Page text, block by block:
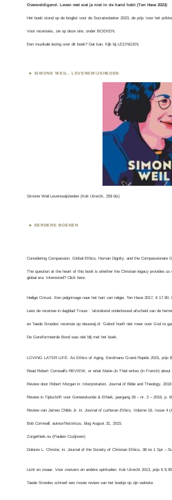
Overweldigend. Leven met wat je niet in de hand hebt (Ten Have 2023)
Het boek stond op de longlist voor deSocratesbeker 2023, de prijs ‘voor het
Voor recensies, zie op deze site, onderBOEKEN
Een muzikale lezing over dit boek? Dat kan. Kijk bijLEZINGEN.
SIMONE WEIL. LEVENSWIJSHEDEN
Simone Weil.Levenswijsheden (Kok Utrecht, 259 blz)
EERDERE BOEKEN
Considering Compassion. Global Ethics, Human Dignity, and the
The question at the heart of this book is whether the Christian legacy provides
global era. Interested? Clickhere
Heilige Onrust. Een pelgrimage naar het hart van religie. Ten Have 2017, € 17.90.
Leesde recensie in dagblad Trouw: ‘uitstekend onderbouwd afscheid van de
enTaede Smedes’ recensieop nieuwwij.nl: ‘Geloof hoeft niet meer over God te
De Gereformeerde Bond wasniet blij met het boek.
LOVING LATER LIFE. An Ethics of Aging. Eerdmans Grand Rapids 2015, prijs
ReadRobert Cornwall’s REVIEW , or whatMarie-Jo Thiel writes (in French) about
Review door Robert Morgan in:Interpretation. Journal of Bible and Theology ,
Review in Tijdschrift voor Geneeskunde & Ethiek, jaargang 26 – nr. 2 – 2016, p.
Review van James Childs Jr . in: Journal of Lutheran Ethics,Volume 16, Issue 4​
Bob Cornwall , auteur/historicus, blog August 31, 2015.
Zorgethiek.nu (Paulien Cozijnsen)
Dolores L. Christie, in: Journal of the Society of Christian Ethics , 38 no 1 Spr –
Licht en zwaar. Voor zwevers en andere spirituelen. Kok Utrecht 2013, prijs €
Taede Smedes schreef een mooie review van het boekje op zijnwebsite.